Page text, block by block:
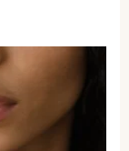
une commande